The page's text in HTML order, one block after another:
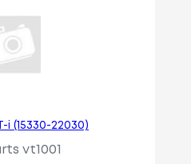
i (15330-22030)
vt1001